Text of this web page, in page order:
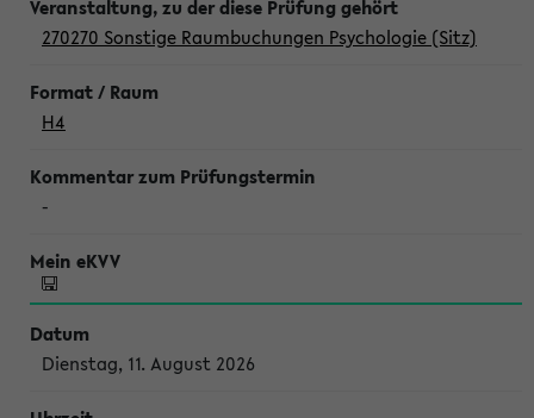
270270 Sonstige Raumbuchungen Psychologie (Sitz)
H4
-
Dienstag, 11. August 2026